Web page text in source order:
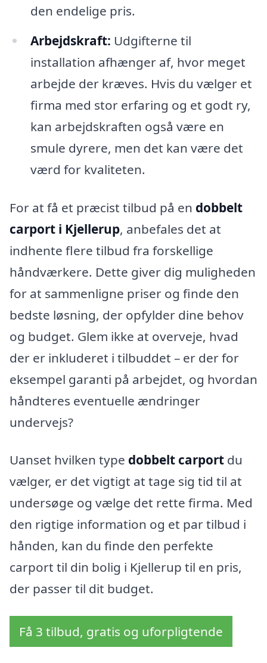
den endelige pris.
Arbejdskraft: Udgifterne til
installation afhænger af, hvor meget
arbejde der kræves. Hvis du vælger et
firma med stor erfaring og et godt ry,
kan arbejdskraften også være en
smule dyrere, men det kan være det
værd for kvaliteten.
For at få et præcist tilbud på en dobbelt
carport i Kjellerup, anbefales det at
indhente flere tilbud fra forskellige
håndværkere. Dette giver dig muligheden
for at sammenligne priser og finde den
bedste løsning, der opfylder dine behov
og budget. Glem ikke at overveje, hvad
der er inkluderet i tilbuddet – er der for
eksempel garanti på arbejdet, og hvordan
håndteres eventuelle ændringer
undervejs?
Uanset hvilken type dobbelt carport du
vælger, er det vigtigt at tage sig tid til at
undersøge og vælge det rette firma. Med
den rigtige information og et par tilbud i
hånden, kan du finde den perfekte
carport til din bolig i Kjellerup til en pris,
der passer til dit budget.
Få 3 tilbud, gratis og uforpligtende